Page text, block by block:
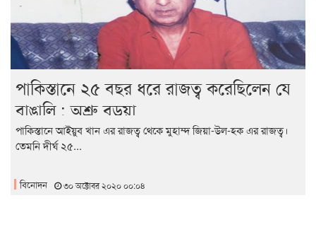
পাকিস্তানে ২৫ বছর ধরে রাজত্ব করেছিলেন যে
বাঙালি : অশ্রু বড়ুয়া
পাকিস্তানে আইয়ুব খান এর রাজত্ব থেকে মুহাম্দ জিয়া-উল-হক এর রাজত্ব।
তেমনি দীর্ঘ ২৫...
বিনোদন ৩০ অক্টোবর ২০২০ ০০:০৪